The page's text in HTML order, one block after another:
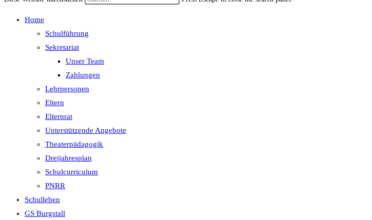
Home
Schulführung
Sekretariat
Unser Team
Zahlungen
Lehrpersonen
Eltern
Elternrat
Unterstützende Angebote
Theaterpädagogik
Dreijahresplan
Schulcurriculum
PNRR
Schulleben
GS Burgstall